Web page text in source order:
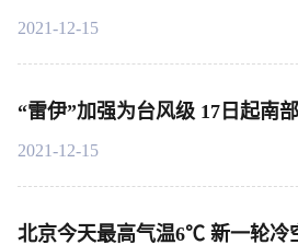
2021-12-15
“雷伊”加强为台风级 17日起南
2021-12-15
北京今天最高气温6℃ 新一轮冷